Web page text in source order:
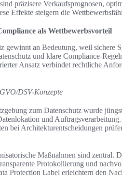
präzisere Verkaufsprognosen,
Effekte steigern die
als Wettbewerbsvorteil
gewinnt an Bedeutung, weil sichere
und klare Compliance-
Ansatz verbindet rechtliche
DSV-Konzepte
zum Datenschutz wurde
und
bei Architekturentscheidungen
Maßnahmen sind zentral.
Protokollierung und
Protection Label erleichtern den